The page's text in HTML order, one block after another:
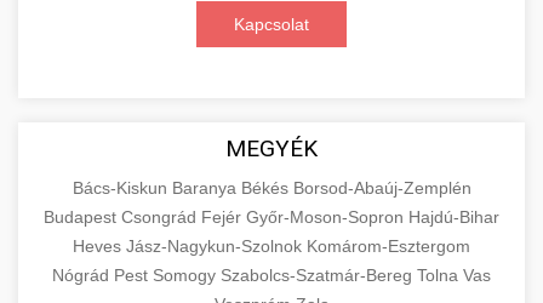
Kapcsolat
MEGYÉK
Bács-Kiskun Baranya Békés Borsod-Abaúj-Zemplén
Budapest Csongrád Fejér Győr-Moson-Sopron Hajdú-Bihar
Heves Jász-Nagykun-Szolnok Komárom-Esztergom
Nógrád Pest Somogy Szabolcs-Szatmár-Bereg Tolna Vas